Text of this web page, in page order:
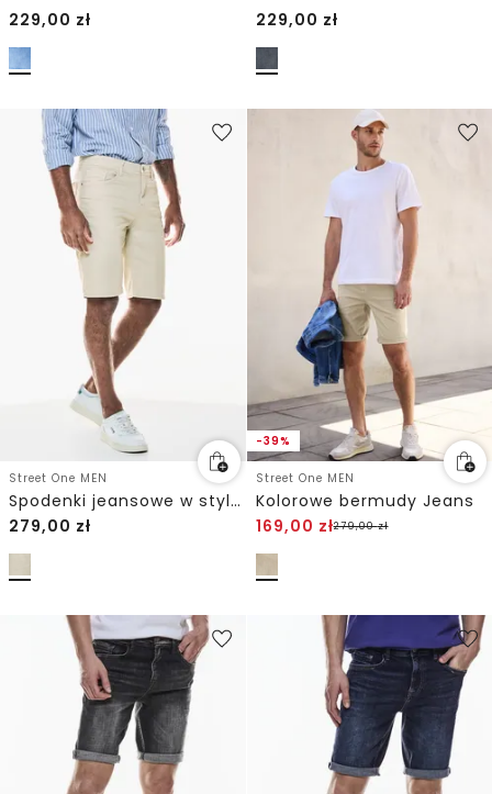
229,00 zł 229,00 zł
Street One MEN
Spodenki jeansowe w stylu washed-look
279,00 zł
-39%
Street One MEN
Kolorowe bermudy Jeans
169,00 zł279,00zł